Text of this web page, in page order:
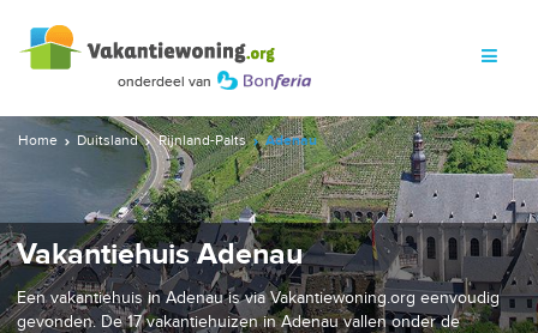
Home Duitsland Rijnland-Palts Adenau
Vakantiehuis Adenau
Een vakantiehuis in Adenau is via Vakantiewoning.org eenvoudig
gevonden. De 17 vakantiehuizen in Adenau vallen onder de